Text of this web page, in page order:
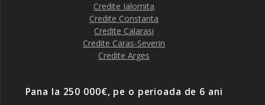
Credite Ialomita
Credite Constanta
Credite Calarasi
Credite Caras-Severin
Credite Arges
Pana la 250 000€, pe o perioada de 6 ani